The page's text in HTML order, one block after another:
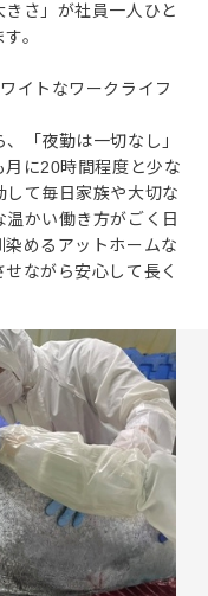
さ」が社員一人ひと
。
イトなワークライフ
「夜勤は一切なし」
に20時間程度と少な
て毎日家族や大切な
かい働き方がごく日
めるアットホームな
ながら安心して長く